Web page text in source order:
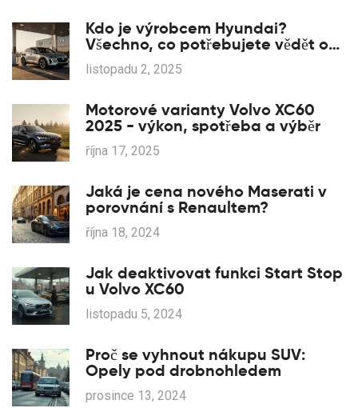
Kdo je výrobcem Hyundai?
Všechno, co potřebujete vědět o
vlastníkovi a původu značky
listopadu 2, 2025
Motorové varianty Volvo XC60
2025 - výkon, spotřeba a výběr
října 17, 2025
Jaká je cena nového Maserati v
porovnání s Renaultem?
října 18, 2024
Jak deaktivovat funkci Start Stop
u Volvo XC60
listopadu 5, 2024
Proč se vyhnout nákupu SUV:
Opely pod drobnohledem
prosince 13, 2024